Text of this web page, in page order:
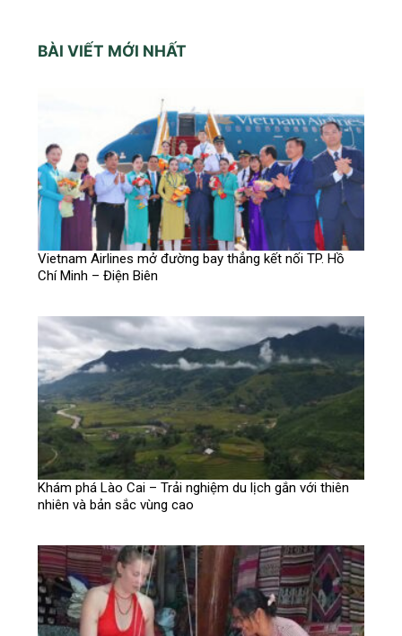
BÀI VIẾT MỚI NHẤT
Vietnam Airlines mở đường bay thẳng kết nối TP. Hồ
Chí Minh – Điện Biên
Khám phá Lào Cai – Trải nghiệm du lịch gắn với thiên
nhiên và bản sắc vùng cao